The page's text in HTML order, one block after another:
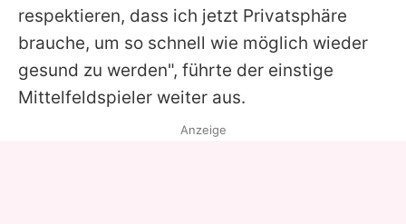
respektieren, dass ich jetzt Privatsphäre
brauche, um so schnell wie möglich wieder
gesund zu werden", führte der einstige
Mittelfeldspieler weiter aus.
Anzeige